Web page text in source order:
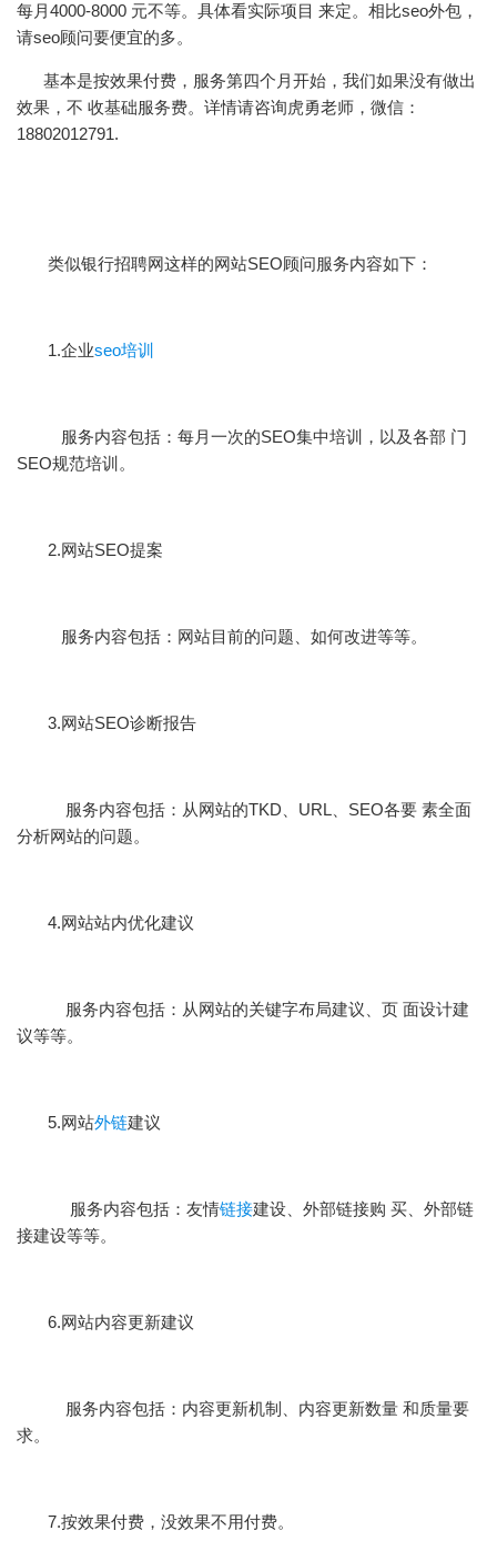
每月4000-8000 元不等。具体看实际项目 来定。相比seo外包，
请seo顾问要便宜的多。
基本是按效果付费，服务第四个月开始，我们如果没有做出
效果，不 收基础服务费。详情请咨询虎勇老师，微信：
18802012791.
类似银行招聘网这样的网站SEO顾问服务内容如下：
1.企业seo培训
服务内容包括：每月一次的SEO集中培训，以及各部 门
SEO规范培训。
2.网站SEO提案
服务内容包括：网站目前的问题、如何改进等等。
3.网站SEO诊断报告
服务内容包括：从网站的TKD、URL、SEO各要 素全面
分析网站的问题。
4.网站站内优化建议
服务内容包括：从网站的关键字布局建议、页 面设计建
议等等。
5.网站外链建议
服务内容包括：友情链接建设、外部链接购 买、外部链
接建设等等。
6.网站内容更新建议
服务内容包括：内容更新机制、内容更新数量 和质量要
求。
7.按效果付费，没效果不用付费。